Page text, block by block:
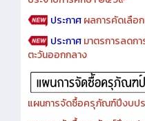
ประกาศรับสมัครบุคคล
ประจำปีการศึกษา ๒๕๖๙
ประกาศผลการคัดเลือ
ประกาศมาตรการลดก
ตะวันออกกลาง